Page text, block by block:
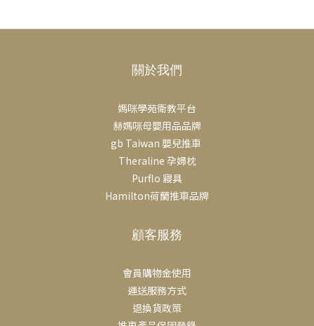
關於我們
媽咪學苑衛教平台
赫媽咪母嬰用品品牌
gb Taiwan 嬰兒推車
Theraline 孕婦枕
Purflo 寢具
Hamilton荷蘭推車品牌
顧客服務
會員購物金使用
運送服務方式
退換貨政策